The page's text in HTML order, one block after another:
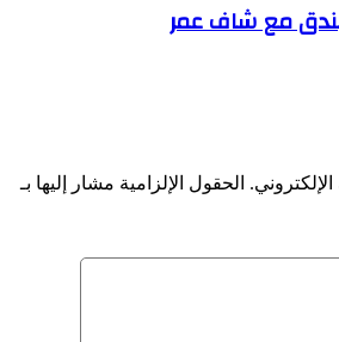
مع شاف عمر
الحقول الإلزامية مشار إليها بـ